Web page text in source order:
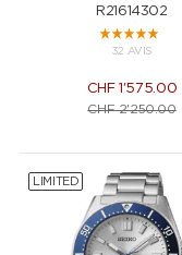
R21614302
32 AVIS
CHF 1'575.00
CHF2'250.00
LIMITED